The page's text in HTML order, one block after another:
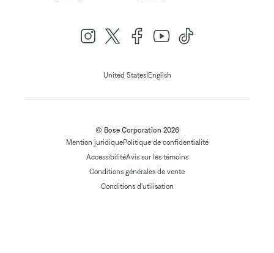
United States| English
© Bose Corporation 2026
Mention juridiquePolitique de confidentialité
AccessibilitéAvis sur les témoins
Conditions générales de vente
Conditions d'utilisation